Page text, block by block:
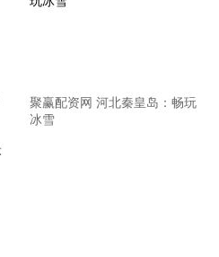
聚赢配资网 河北秦皇岛：畅玩
冰雪